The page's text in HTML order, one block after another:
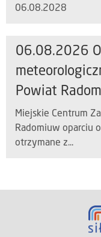
06.08.2028
06.08.2026
Powiat
Miejskie Centrum
Radomiuw oparciu
otrzymane z...